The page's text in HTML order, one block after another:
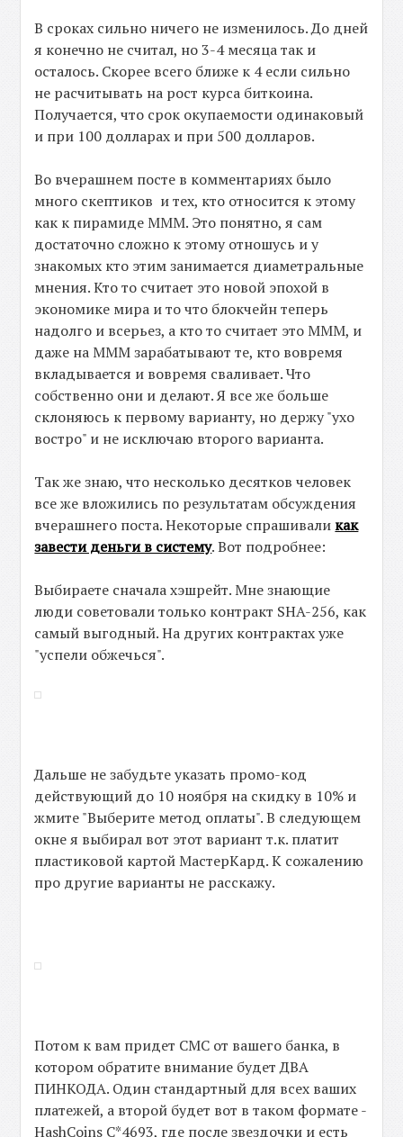
В сроках сильно ничего не изменилось. До дней
я конечно не считал, но 3-4 месяца так и
осталось. Скорее всего ближе к 4 если сильно
не расчитывать на рост курса биткоина.
Получается, что срок окупаемости одинаковый
и при 100 долларах и при 500 долларов.
Во вчерашнем посте в комментариях было
много скептиков и тех, кто относится к этому
как к пирамиде МММ. Это понятно, я сам
достаточно сложно к этому отношусь и у
знакомых кто этим занимается диаметральные
мнения. Кто то считает это новой эпохой в
экономике мира и то что блокчейн теперь
надолго и всерьез, а кто то считает это МММ, и
даже на МММ зарабатывают те, кто вовремя
вкладывается и вовремя сваливает. Что
собственно они и делают. Я все же больше
склоняюсь к первому варианту, но держу "ухо
востро" и не исключаю второго варианта.
Так же знаю, что несколько десятков человек
все же вложились по результатам обсуждения
вчерашнего поста. Некоторые спрашивали как
завести деньги в систему. Вот подробнее:
Выбираете сначала хэшрейт. Мне знающие
люди советовали только контракт SHA-256, как
самый выгодный. На других контрактах уже
"успели обжечься".
Дальше не забудьте указать промо-код
действующий до 10 ноября на скидку в 10% и
жмите "Выберите метод оплаты". В следующем
окне я выбирал вот этот вариант т.к. платит
пластиковой картой МастерКард. К сожалению
про другие варианты не расскажу.
Потом к вам придет СМС от вашего банка, в
котором обратите внимание будет ДВА
ПИНКОДА. Один стандартный для всех ваших
платежей, а второй будет вот в таком формате -
HashCoins C*4693, где после звездочки и есть